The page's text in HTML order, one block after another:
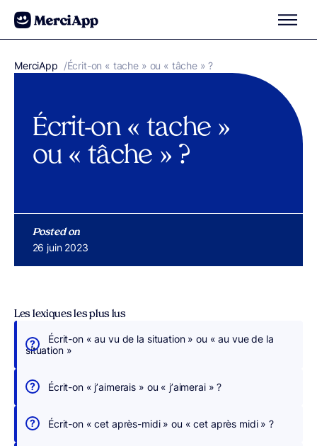
Aller au contenu
MerciApp correcteur orthographe
/Écrit-on « tache » ou « tâche » ?
Écrit-on « tache »
ou « tâche » ?
Posted on
Publié le
26 juin 2023
É
r
i
v
e
Les lexiques les plus lus
Écrit-on « au vu de la situation » ou « au vue de la
situation »
Écrit-on « j’aimerais » ou « j’aimerai » ?
Écrit-on « cet après-midi » ou « cet après midi » ?